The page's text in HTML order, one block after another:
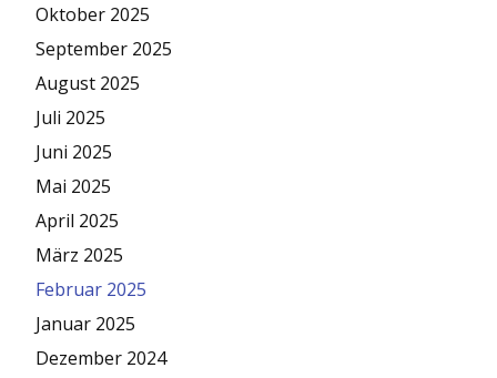
Oktober 2025
September 2025
August 2025
Juli 2025
Juni 2025
Mai 2025
April 2025
März 2025
Februar 2025
Januar 2025
Dezember 2024